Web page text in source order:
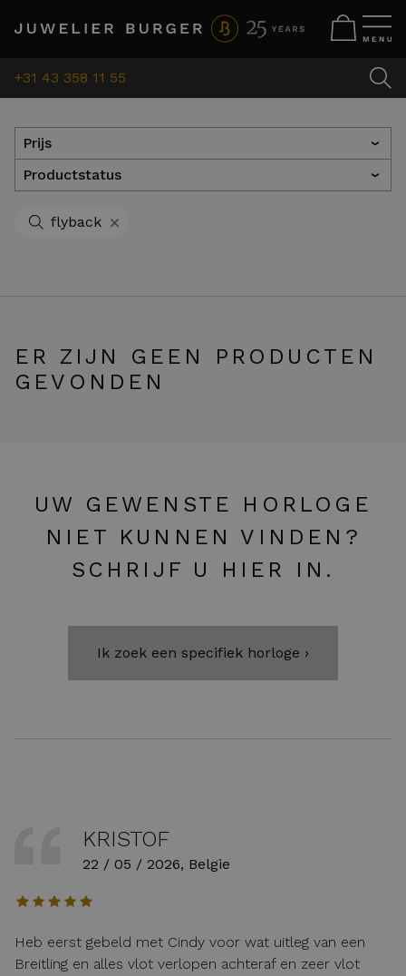
+31 43 358 11 55
Prijs ›
Productstatus ›
flyback +
ER ZIJN GEEN PRODUCTEN
GEVONDEN
UW GEWENSTE HORLOGE
NIET KUNNEN VINDEN?
SCHRIJF U HIER IN.
Ik zoek een specifiek horloge ›
KRISTOF
22 / 05 / 2026, Belgie
Heb eerst gebeld met Cindy voor wat uitleg van een
Breitling en alles vlot verlopen achteraf en zeer vlot